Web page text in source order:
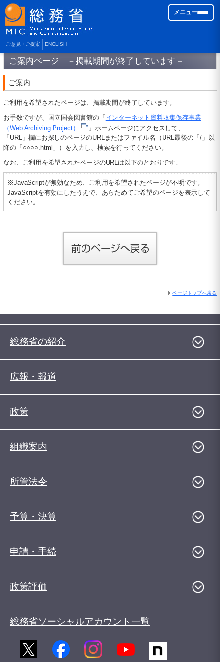
ご意見・ご提案 ENGLISH
メニュー
ご案内ページ －掲載期間が終了しています－
ご案内
ご利用を希望されたページは、掲載期間が終了しています。
お手数ですが、国立国会図書館の「 インターネット資料収集保存事業
（Web Archiving Project）
」ホームページにアクセスして、
「URL」欄にお探しのページのURLまたはファイル名（URL最後の「/」以
降の「○○○○.html」）を入力し、検索を行ってください。
なお、ご利用を希望されたページのURLは以下のとおりです。
※JavaScriptが無効なため、ご利用を希望されたページが不明です。
JavaScriptを有効にしたうえで、あらためてご希望のページを表示して
ください。
ページトップへ戻る
総務省の紹介
広報・報道
政策
組織案内
所管法令
予算・決算
申請・手続
政策評価
総務省ソーシャルアカウント一覧